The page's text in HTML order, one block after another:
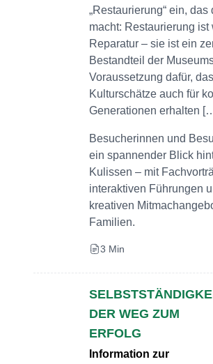
„Restaurierung“ ein, das
macht: Restaurierung ist
Reparatur – sie ist ein
Bestandteil der
Voraussetzung dafür,
Kulturschätze auch für
Generationen erhalten
Besucherinnen und
ein spannender Blick
Kulissen – mit
interaktiven Führungen
kreativen
Familien.
3 Min
DER WEG ZUM
ERFOLG
Information zur